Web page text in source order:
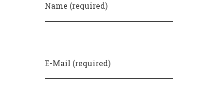
Name (required)
E-Mail (required)